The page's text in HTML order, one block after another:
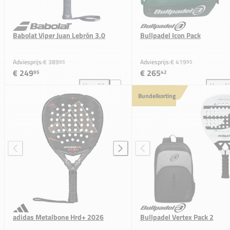
Babolat Viper Juan Lebrón 3.0
Adviesprijs:€ 38995
€ 24995
Vergelijk
Babolat Viper Juan Lebrón 3.0 toevoegen aan
Bullpadel Icon Pack
Adviesprijs:€ 41995
€ 26542
adidas Metalbone Hrd+ 2026
Bundelkorting
Bullpadel Vertex Pack 2